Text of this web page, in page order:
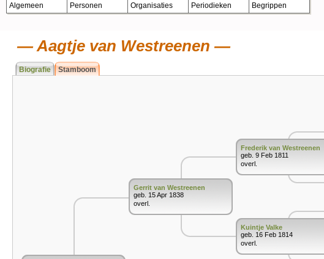
Algemeen Personen Organisaties Periodieken Begrippen
Aagtje van Westreenen
Biografie Stamboom
Gerrit van Westreenen
geb. 15 Apr 1838
overl.
Frederik van Westreenen
geb. 9 Feb 1811
overl.
Kuintje Valke
geb. 16 Feb 1814
overl.